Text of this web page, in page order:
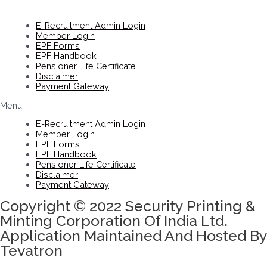
E-Recruitment Admin Login
Member Login
EPF Forms
EPF Handbook
Pensioner Life Certificate
Disclaimer
Payment Gateway
Menu
E-Recruitment Admin Login
Member Login
EPF Forms
EPF Handbook
Pensioner Life Certificate
Disclaimer
Payment Gateway
Copyright © 2022 Security Printing &
Minting Corporation Of India Ltd.
Application Maintained And Hosted By
Tevatron